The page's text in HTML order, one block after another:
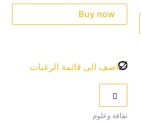
Buy now
اضف الى قائمة الرغبات
ثقافة وعلوم